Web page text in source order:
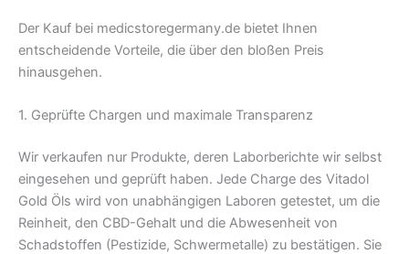
Der Kauf bei medicstoregermany.de bietet Ihnen
entscheidende Vorteile, die über den bloßen Preis
hinausgehen.
1. Geprüfte Chargen und maximale Transparenz
Wir verkaufen nur Produkte, deren Laborberichte wir selbst
eingesehen und geprüft haben. Jede Charge des Vitadol
Gold Öls wird von unabhängigen Laboren getestet, um die
Reinheit, den CBD-Gehalt und die Abwesenheit von
Schadstoffen (Pestizide, Schwermetalle) zu bestätigen. Sie